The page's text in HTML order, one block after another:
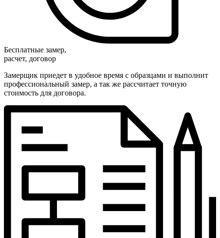
Бесплатные замер,
расчет, договор
Замерщик приедет в удобное время с образцами и выполнит
профессиональный замер, а так же рассчитает точную
стоимость для договора.